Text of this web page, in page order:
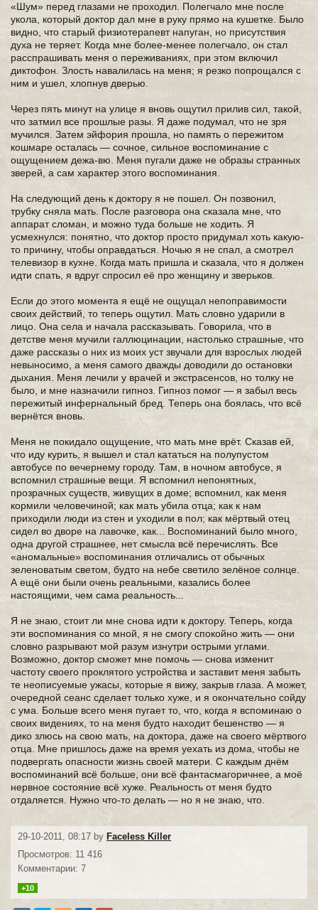
«Шум» перед глазами не проходил. Полегчало мне после
укола, который доктор дал мне в руку прямо на кушетке. Было
видно, что старый физиотерапевт напуган, но присутствия
духа не теряет. Когда мне более-менее полегчало, он стал
расспрашивать меня о переживаниях, при этом включил
диктофон. Злость навалилась на меня; я резко попрощался с
ним и ушел, хлопнув дверью.
Через пять минут на улице я вновь ощутил прилив сил, такой,
что затмил все прошлые разы. Я даже подумал, что не зря
мучился. Затем эйфория прошла, но память о пережитом
кошмаре осталась — сочное, сильное воспоминание с
ощущением дежа-вю. Меня пугали даже не образы странных
зверей, а сам характер этого воспоминания.
На следующий день к доктору я не пошел. Он позвонил,
трубку сняла мать. После разговора она сказала мне, что
аппарат сломан, и можно туда больше не ходить. Я
усмехнулся: понятно, что доктор просто придумал хоть какую-
то причину, чтобы оправдаться. Ночью я не спал, а смотрел
телевизор в кухне. Когда мать пришла и сказала, что я должен
идти спать, я вдруг спросил её про женщину и зверьков.
Если до этого момента я ещё не ощущал непоправимости
своих действий, то теперь ощутил. Мать словно ударили в
лицо. Она села и начала рассказывать. Говорила, что в
детстве меня мучили галлюцинации, настолько страшные, что
даже рассказы о них из моих уст звучали для взрослых людей
невыносимо, а меня самого дважды доводили до остановки
дыхания. Меня лечили у врачей и экстрасенсов, но толку не
было, и мне назначили гипноз. Гипноз помог — я забыл весь
пережитый инфернальный бред. Теперь она боялась, что всё
вернётся вновь.
Меня не покидало ощущение, что мать мне врёт. Сказав ей,
что иду курить, я вышел и стал кататься на полупустом
автобусе по вечернему городу. Там, в ночном автобусе, я
вспомнил страшные вещи. Я вспомнил непонятных,
прозрачных существ, живущих в доме; вспомнил, как меня
кормили человечиной; как мать убила отца; как к нам
приходили люди из стен и уходили в пол; как мёртвый отец
сидел во дворе на лавочке, как... Воспоминаний было много,
одна другой страшнее, нет смысла всё перечислять. Все
«аномальные» воспоминания отличались от обычных
зеленоватым светом, будто на небе светило зелёное солнце.
А ещё они были очень реальными, казались более
настоящими, чем сама реальность...
Я не знаю, стоит ли мне снова идти к доктору. Теперь, когда
эти воспоминания со мной, я не смогу спокойно жить — они
словно разрывают мой разум изнутри острыми углами.
Возможно, доктор сможет мне помочь — снова изменит
частоту своего проклятого устройства и заставит меня забыть
те неописуемые ужасы, которые я вижу, закрыв глаза. А может,
очередной сеанс сделает только хуже, и я окончательно сойду
с ума. Больше всего меня пугает то, что, когда я вспоминаю о
своих видениях, то на меня будто находит бешенство — я
дико злюсь на свою мать, на доктора, даже на своего мёртвого
отца. Мне пришлось даже на время уехать из дома, чтобы не
подвергать опасности жизнь своей матери. С каждым днём
воспоминаний всё больше, они всё фантасмагоричнее, а моё
нервное состояние всё хуже. Реальность от меня будто
отдаляется. Нужно что-то делать — но я не знаю, что.
29-10-2011, 08:17 by Faceless Killer
Просмотров: 11 416
Комментарии: 7
+10